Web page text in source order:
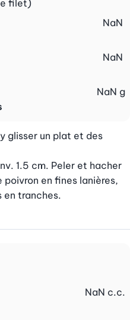
filet)
NaN
NaN
NaN g
glisser un plat et des
1.5 cm. Peler et hacher
poivron en fines lanières,
en tranches.
NaN c.c.